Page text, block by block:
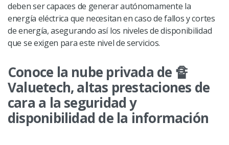
deben ser capaces de generar autónomamente la
energía eléctrica que necesitan en caso de fallos y cortes
de energía, asegurando así los niveles de disponibilidad
que se exigen para este nivel de servicios.
Conoce la nube privada de 🔏
Valuetech, altas prestaciones de
cara a la seguridad y
disponibilidad de la información